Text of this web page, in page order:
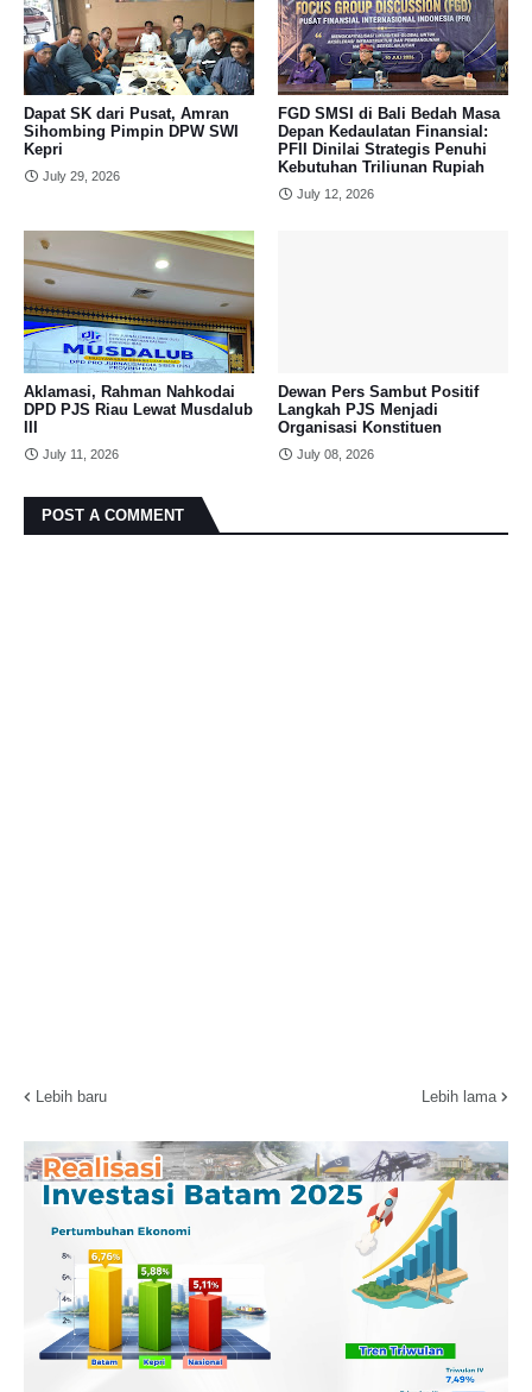
Dapat SK dari Pusat, Amran
Sihombing Pimpin DPW SWI
Kepri
July 29, 2026
FGD SMSI di Bali Bedah Masa
Depan Kedaulatan Finansial:
PFII Dinilai Strategis Penuhi
Kebutuhan Triliunan Rupiah
July 12, 2026
Aklamasi, Rahman Nahkodai
DPD PJS Riau Lewat Musdalub
July 11, 2026
Dewan Pers Sambut Positif
Langkah PJS Menjadi
Organisasi Konstituen
July 08, 2026
POST A COMMENT
Lebih baru Lebih lama